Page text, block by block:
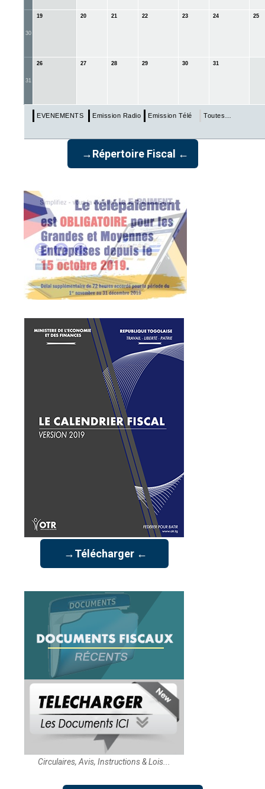
30
19 20 21 22 23 24 25
31
26 27 28 29 30 31
EVENEMENTS & ECHEANCES
Emission Radio Emission Télé Toutes…
→Répertoire Fiscal ←
→Télécharger ←
Circulaires, Avis, Instructions & Lois...